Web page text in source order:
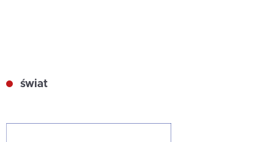
świat